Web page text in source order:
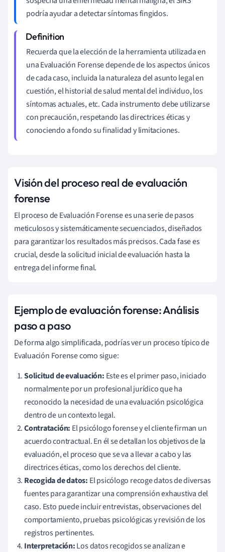
podría ayudar a detectar síntomas fingidos.
Recuerda que la elección de la herramienta utilizada en
una Evaluación Forense depende de los aspectos únicos
de cada caso, incluida la naturaleza del asunto legal en
cuestión, el historial de salud mental del individuo, los
síntomas actuales, etc. Cada instrumento debe utilizarse
con precaución, respetando las directrices éticas y
conociendo a fondo su finalidad y limitaciones.
Visión del proceso real de evaluación
forense
El proceso de Evaluación Forense es una serie de pasos
meticulosos y sistemáticamente secuenciados, diseñados
para garantizar los resultados más precisos. Cada fase es
crucial, desde la solicitud inicial de evaluación hasta la
entrega del informe final.
Ejemplo de evaluación forense: Análisis
paso a paso
De forma algo simplificada, podrías ver un proceso típico de
Evaluación Forense como sigue:
Solicitud de evaluación: Este es el primer paso, iniciado
normalmente por un profesional jurídico que ha
reconocido la necesidad de una evaluación psicológica
dentro de un contexto legal.
Contratación: El psicólogo forense y el cliente firman un
acuerdo contractual. En él se detallan los objetivos de la
evaluación, el proceso que se va a llevar a cabo y las
directrices éticas, como los derechos del cliente.
Recogida de datos: El psicólogo recoge datos de diversas
fuentes para garantizar una comprensión exhaustiva del
caso. Esto puede incluir entrevistas, observaciones del
comportamiento, pruebas psicológicas y revisión de los
registros pertinentes.
Interpretación:Los datos recogidos se analizan e